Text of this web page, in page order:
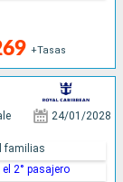
+Tasas
24/01/2028
familias
el 2° pasajero